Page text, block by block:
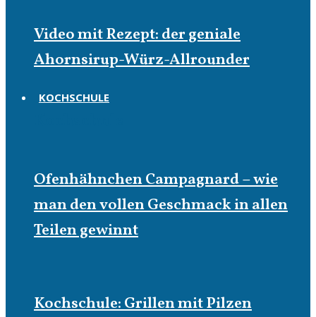
Video mit Rezept: der geniale
Ahornsirup-Würz-Allrounder
KOCHSCHULE
Ofenhähnchen Campagnard – wie
man den vollen Geschmack in allen
Teilen gewinnt
Kochschule: Grillen mit Pilzen